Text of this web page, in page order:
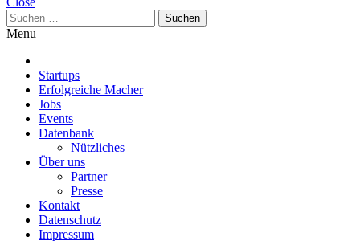
Suchen
nach:
Menu
Startups
Erfolgreiche Macher
Jobs
Events
Datenbank
Nützliches
Über uns
Partner
Presse
Kontakt
Datenschutz
Impressum